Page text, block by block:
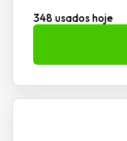
348 usados hoje